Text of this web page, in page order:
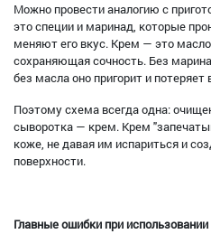
Можно провести аналогию с
это специи и маринад, которые
меняют его вкус. Крем — это
сохраняющая сочность. Без
без масла оно пригорит и потеряет
Поэтому схема всегда одна:
сыворотка — крем. Крем
коже, не давая им испариться и
поверхности.
Главные ошибки при